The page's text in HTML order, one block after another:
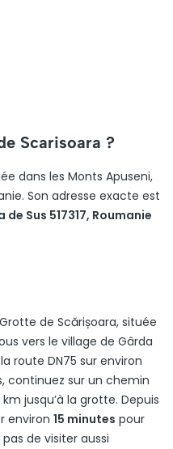
Scarisoara ?
dans les Monts Apuseni,
Son adresse exacte est
Sus 517317, Roumanie
de Scărișoara, située
vers le village de Gârda
route DN75 sur environ
continuez sur un chemin
jusqu’à la grotte. Depuis
environ 15 minutes pour
de visiter aussi